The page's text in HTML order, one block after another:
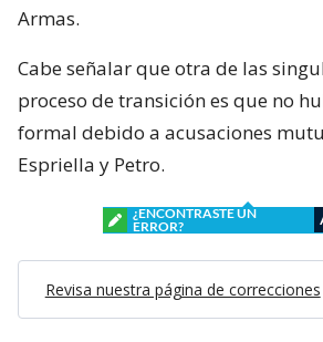
Armas.
Cabe señalar que otra de las
proceso de transición es que no
formal debido a acusaciones
Espriella y Petro.
¿ENCONTRASTE UN
ERROR?
Revisa nuestra página de correcciones